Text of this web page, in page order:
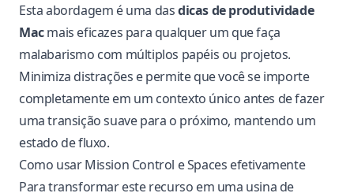
Esta abordagem é uma dasdicas de produtividade
Macmais eficazes para qualquer um que faça
malabarismo com múltiplos papéis ou projetos.
Minimiza distrações e permite que você se importe
completamente em um contexto único antes de fazer
uma transição suave para o próximo, mantendo um
estado de fluxo.
Como usar Mission Control e Spaces efetivamente
Para transformar este recurso em uma usina de